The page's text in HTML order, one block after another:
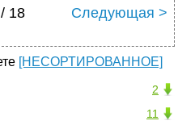
18 Следующая >
[НЕСОРТИРОВАННОЕ]
2
11